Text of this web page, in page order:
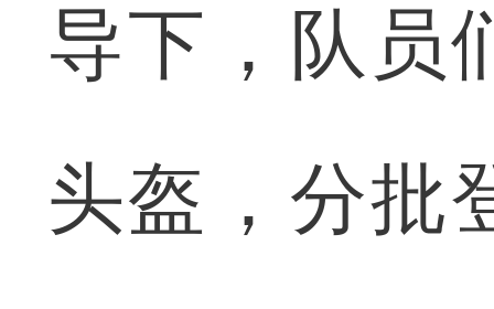
导下，队员
头盔，分批